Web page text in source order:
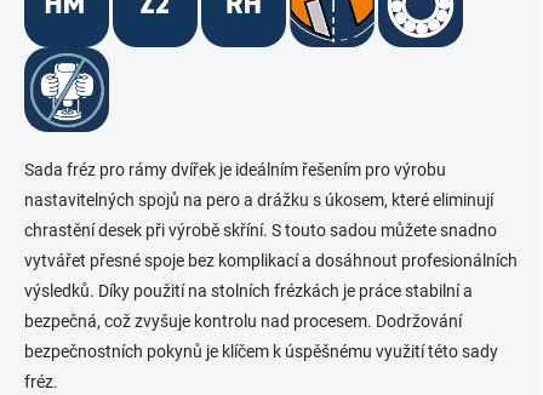
Sada fréz pro rámy dvířek je ideálním řešením pro výrobu
nastavitelných spojů na pero a drážku s úkosem, které eliminují
chrastění desek při výrobě skříní. S touto sadou můžete snadno
vytvářet přesné spoje bez komplikací a dosáhnout profesionálních
výsledků. Díky použití na stolních frézkách je práce stabilní a
bezpečná, což zvyšuje kontrolu nad procesem. Dodržování
bezpečnostních pokynů je klíčem k úspěšnému využití této sady
fréz.